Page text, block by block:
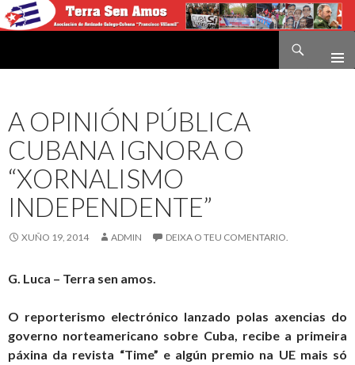
A OPINIÓN PÚBLICA
CUBANA IGNORA O
“XORNALISMO
INDEPENDENTE”
XUÑO 19, 2014 ADMIN DEIXA O TEU COMENTARIO.
G. Luca – Terra sen amos.
O reporterismo electrónico lanzado polas axencias do
governo norteamericano sobre Cuba, recibe a primeira
páxina da revista “Time” e algún premio na UE mais só